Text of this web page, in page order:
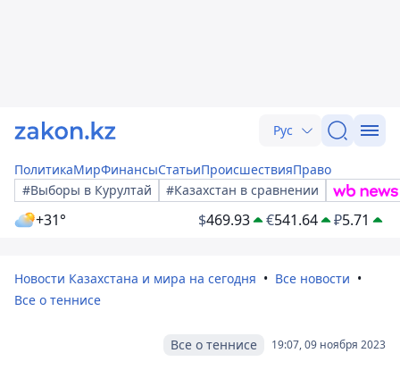
Рус
ПолитикаМирФинансыСтатьиПроисшествияПраво
#Выборы в Курултай
#Казахстан в сравнении
+31° $469.93 €541.64 ₽5.71
Новости Казахстана и мира на сегодня
Все новости
Все о теннисе
19:07, 09 ноября 2023
Все о теннисе